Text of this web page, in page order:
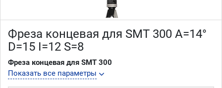
Фреза концевая для SMT 300 A=14°
D=15 I=12 S=8
Фреза концевая для SMT 300
Показать все параметры